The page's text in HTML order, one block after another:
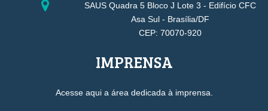
SAUS Quadra 5 Bloco J Lote 3 - Edifício CFC
Asa Sul - Brasília/DF
CEP: 70070-920
IMPRENSA
Acesse aqui a área dedicada à imprensa.